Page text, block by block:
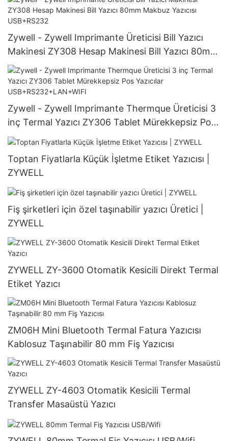
Zywell - Zywell Imprimante Üreticisi Bill Yazıcı
Makinesi ZY308 Hesap Makinesi Bill Yazıcı 80mm
Makbuz Yazıcısı USB+RS232
Zywell - Zywell Imprimante Thermque Üreticisi 3
inç Termal Yazıcı ZY306 Tablet Mürekkepsiz Pos
Yazıcılar USB+RS232+LAN+WIFI
Toptan Fiyatlarla Küçük İşletme Etiket Yazıcısı |
ZYWELL
Fiş şirketleri için özel taşınabilir yazıcı Üretici |
ZYWELL
ZYWELL ZY-3600 Otomatik Kesicili Direkt Termal
Etiket Yazıcı
ZM06H Mini Bluetooth Termal Fatura Yazıcısı
Kablosuz Taşınabilir 80 mm Fiş Yazıcısı
ZYWELL ZY-4603 Otomatik Kesicili Termal
Transfer Masaüstü Yazıcı